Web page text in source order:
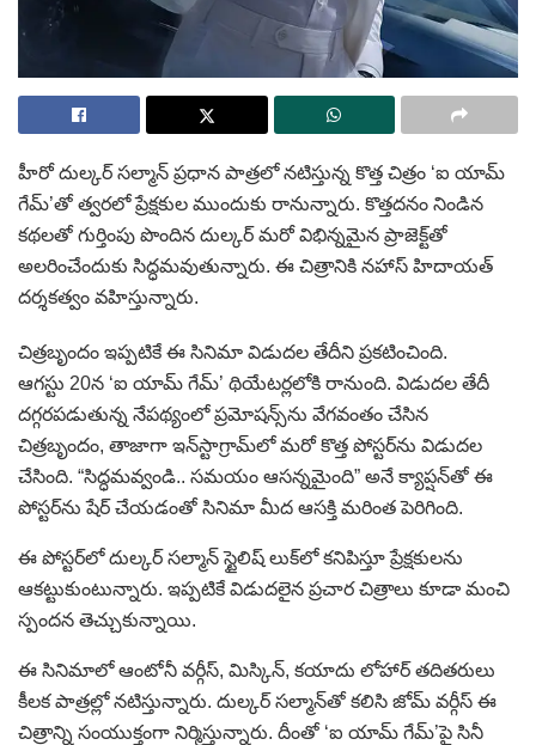
హీరో దుల్కర్‌ సల్మాన్‌ ప్రధాన పాత్రలో నటిస్తున్న కొత్త చిత్రం ‘ఐ యామ్‌
గేమ్‌’తో త్వరలో ప్రేక్షకుల ముందుకు రానున్నారు. కొత్తదనం నిండిన
కథలతో గుర్తింపు పొందిన దుల్కర్‌ మరో విభిన్నమైన ప్రాజెక్ట్‌తో
అలరించేందుకు సిద్ధమవుతున్నారు. ఈ చిత్రానికి నహాస్‌ హిదాయత్‌
దర్శకత్వం వహిస్తున్నారు.
చిత్రబృందం ఇప్పటికే ఈ సినిమా విడుదల తేదీని ప్రకటించింది.
ఆగస్టు 20న ‘ఐ యామ్‌ గేమ్‌’ థియేటర్లలోకి రానుంది. విడుదల తేదీ
దగ్గరపడుతున్న నేపథ్యంలో ప్రమోషన్స్‌ను వేగవంతం చేసిన
చిత్రబృందం, తాజాగా ఇన్‌స్టాగ్రామ్‌లో మరో కొత్త పోస్టర్‌ను విడుదల
చేసింది. “సిద్ధమవ్వండి.. సమయం ఆసన్నమైంది” అనే క్యాప్షన్‌తో ఈ
పోస్టర్‌ను షేర్‌ చేయడంతో సినిమా మీద ఆసక్తి మరింత పెరిగింది.
ఈ పోస్టర్‌లో దుల్కర్‌ సల్మాన్‌ స్టైలిష్‌ లుక్‌లో కనిపిస్తూ ప్రేక్షకులను
ఆకట్టుకుంటున్నారు. ఇప్పటికే విడుదలైన ప్రచార చిత్రాలు కూడా మంచి
స్పందన తెచ్చుకున్నాయి.
ఈ సినిమాలో ఆంటోనీ వర్గీస్, మిస్కిన్, కయాదు లోహార్‌ తదితరులు
కీలక పాత్రల్లో నటిస్తున్నారు. దుల్కర్‌ సల్మాన్‌తో కలిసి జోమ్‌ వర్గీస్‌ ఈ
చిత్రాన్ని సంయుక్తంగా నిర్మిస్తున్నారు. దీంతో ‘ఐ యామ్‌ గేమ్‌’పై సినీ